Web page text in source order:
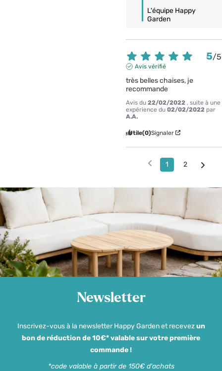
L'équipe Happy
Garden
5/5
Avis vérifié
très belles chaises, je
recommande
Avis du22/02/2022 , suite à une
expérience du02/02/2022 par
A.A.
Utile(0)Signaler
1 2
Newsletter
Inscrivez-vous à la newsletter Happy Garden et recevezun
bon de réduction de 10€* valable sur votre première
commande !
*code valable à partir de 150€ d'achats